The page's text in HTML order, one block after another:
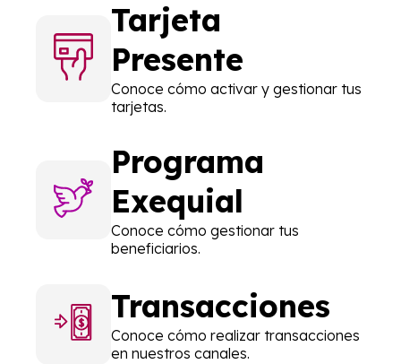
Tarjeta
Presente
Conoce cómo activar y gestionar tus
tarjetas.
Programa
Exequial
Conoce cómo gestionar tus
beneficiarios.
Transacciones
Conoce cómo realizar transacciones
en nuestros canales.